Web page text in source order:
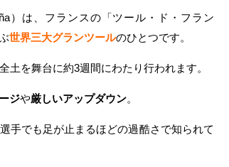
）は、フランスの「ツール・ド・フラン
世界三大グランツールのひとつです。
土を舞台に約3週間にわたり行われます。
ジや厳しいアップダウン。
手でも足が止まるほどの過酷さで知られて